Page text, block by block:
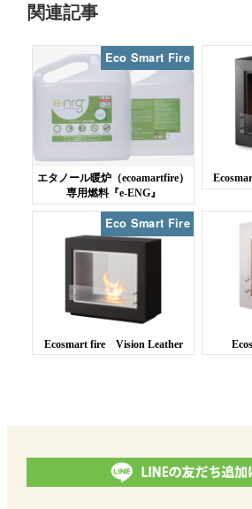
関連記事
Eco Smart Fire
エタノール暖炉（ecoamartfire）
専用燃料『e-ENG』
Eco Smart Fire
Ecosmart fire Vision Leather